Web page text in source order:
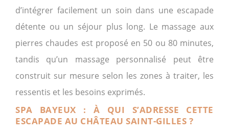
d’intégrer facilement un soin dans une escapade
détente ou un séjour plus long. Le massage aux
pierres chaudes est proposé en 50 ou 80 minutes,
tandis qu’un massage personnalisé peut être
construit sur mesure selon les zones à traiter, les
ressentis et les besoins exprimés.
SPA BAYEUX : À QUI S’ADRESSE CETTE
ESCAPADE AU CHÂTEAU SAINT-GILLES ?